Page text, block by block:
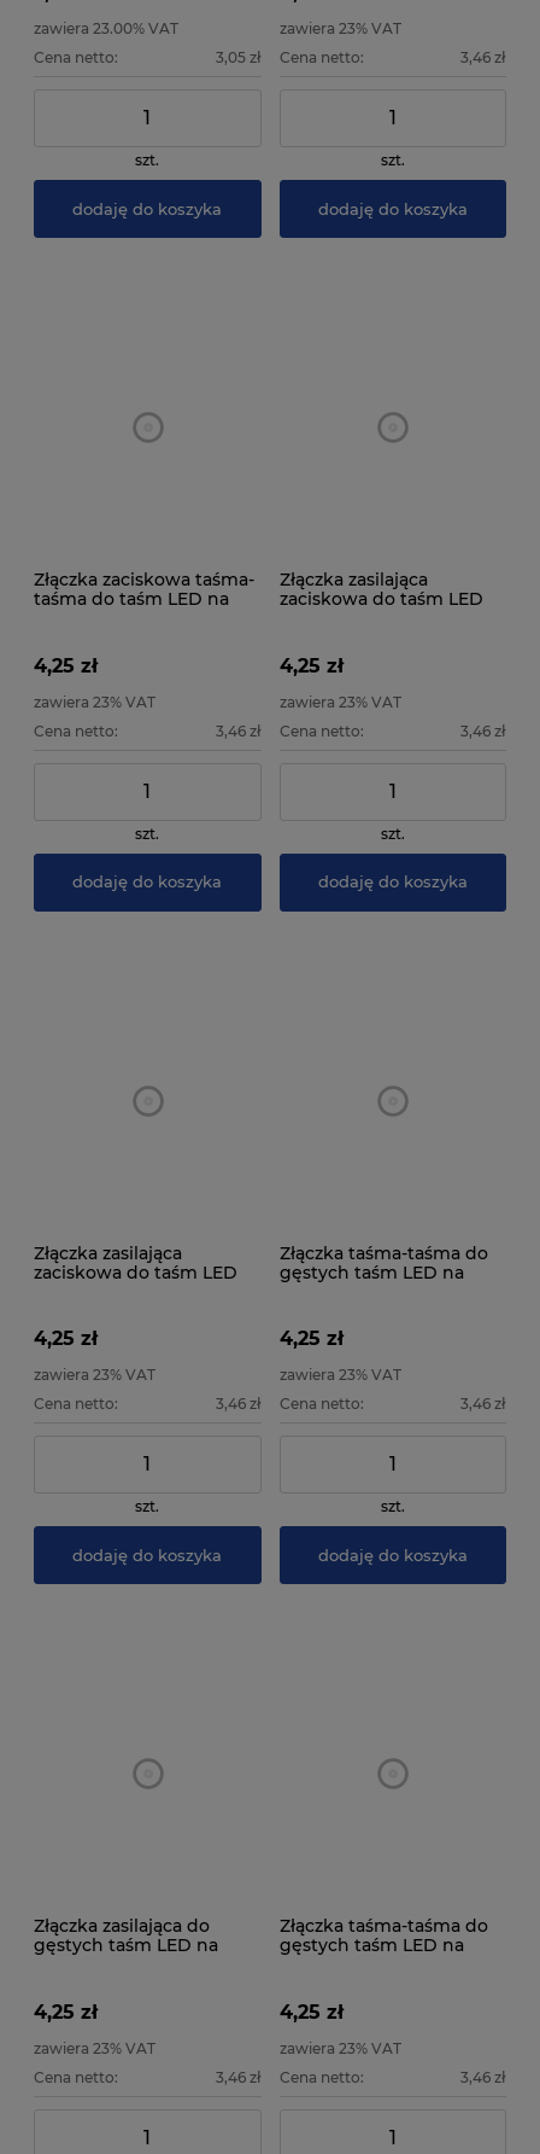
zawiera 23.00% VAT
Cena netto:
3,05 zł
szt.
dodaję do koszyka
zawiera 23% VAT
Cena netto:
3,46 zł
szt.
dodaję do koszyka
Złączka zaciskowa taśma-
taśma do taśm LED na
4,25 zł
zawiera 23% VAT
Cena netto:
3,46 zł
szt.
dodaję do koszyka
Złączka zasilająca
zaciskowa do taśm LED
4,25 zł
zawiera 23% VAT
Cena netto:
3,46 zł
szt.
dodaję do koszyka
Złączka zasilająca
zaciskowa do taśm LED
4,25 zł
zawiera 23% VAT
Cena netto:
3,46 zł
szt.
dodaję do koszyka
Złączka taśma-taśma do
gęstych taśm LED na
4,25 zł
zawiera 23% VAT
Cena netto:
3,46 zł
szt.
dodaję do koszyka
Złączka zasilająca do
gęstych taśm LED na
4,25 zł
zawiera 23% VAT
Cena netto:
3,46 zł
Złączka taśma-taśma do
gęstych taśm LED na
4,25 zł
zawiera 23% VAT
Cena netto:
3,46 zł